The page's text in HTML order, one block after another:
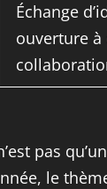
Échange
ouverture à
pas
le